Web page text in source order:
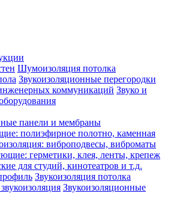
Шумоизоляция потолка
Звукоизоляционные перегородки
коммуникаций Звуко и
панели и мембраны
полиэфирное полотно, каменная
виброподвесы, виброматы
герметики, клея, ленты, крепеж
для студий, кинотеатров и т.д.
Звукоизоляция потолка
Звукоизоляционные